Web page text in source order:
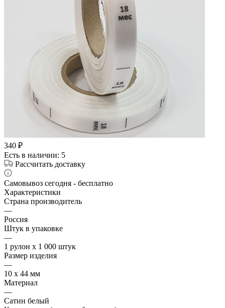
340 ₽
Есть в наличии: 5
Рассчитать доставку
Самовывоз сегодня - бесплатно
Характеристики
Страна производитель
—
Россия
Штук в упаковке
—
1 рулон х 1 000 штук
Размер изделия
—
10 х 44 мм
Материал
—
Сатин белый